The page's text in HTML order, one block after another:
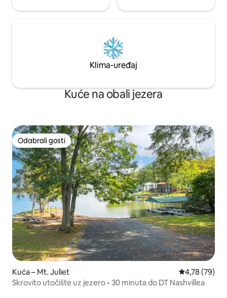
Klima-uređaj
Kuće na obali jezera
Odabrali gosti
Odabrali gosti
Kuća – Mt. Juliet Prosječna
4,78 (79)
Skrovito utočište uz jezero • 30 minuta do DT Nashvillea